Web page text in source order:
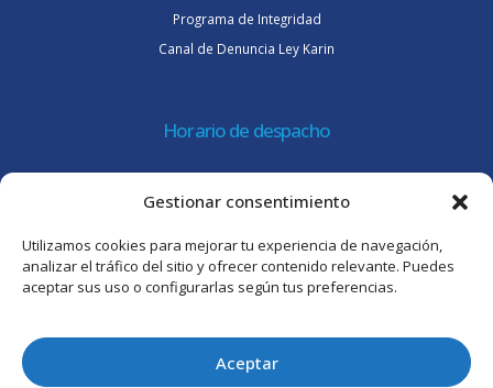
Gestionar consentimiento
Utilizamos cookies para mejorar tu experiencia de navegación,
analizar el tráfico del sitio y ofrecer contenido relevante. Puedes
aceptar sus uso o configurarlas según tus preferencias.
Aceptar
Programa de Integridad
Canal de Denuncia Ley Karin
Horario de despacho
Viernes 8:30 a 15:30 hrs.
Atención al cliente
Lunes a jueves de 09:00 a 17:45 hrs.